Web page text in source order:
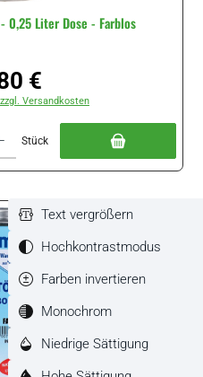
- 0,25 Liter Dose - Farblos
Preis:
€
Versandkosten
Stück
Text vergrößern
Hochkontrastmodus
Farben invertieren
Monochrom
Niedrige Sättigung